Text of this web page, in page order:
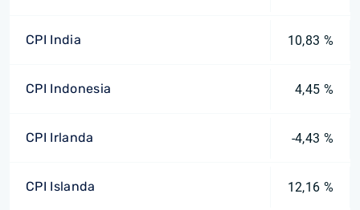
CPI India 10,83 %
CPI Indonesia 4,45 %
CPI Irlanda -4,43 %
CPI Islanda 12,16 %